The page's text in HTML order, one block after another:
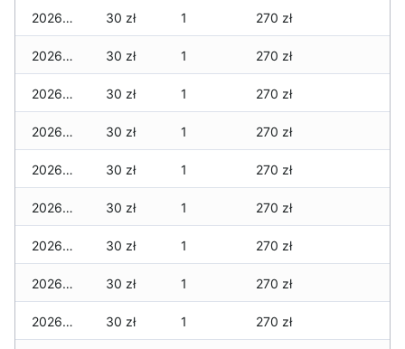
2026-05-21 30 zł 1 270 zł
2026-05-20 30 zł 1 270 zł
2026-05-19 30 zł 1 270 zł
2026-05-18 30 zł 1 270 zł
2026-05-17 30 zł 1 270 zł
2026-05-16 30 zł 1 270 zł
2026-05-15 30 zł 1 270 zł
2026-05-14 30 zł 1 270 zł
2026-05-13 30 zł 1 270 zł